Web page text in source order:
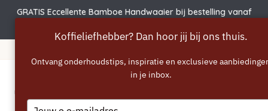
GRATIS Eccellente Bamboe Handwaaier bij bestelling vanaf
menu
Koffieliefhebber? Dan hoor jij bij ons thuis.
Ontvang onderhoudstips, inspiratie en exclusieve
in je inbox.
Type